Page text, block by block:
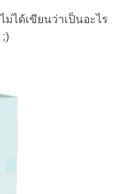
ได้เขียนว่าเป็นอะไร